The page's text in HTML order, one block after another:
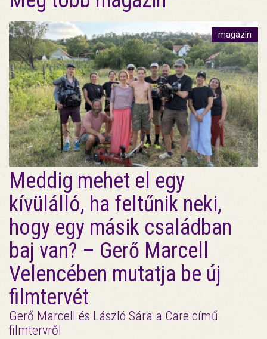
magazin
Meddig mehet el egy
kívülálló, ha feltűnik neki,
hogy egy másik családban
baj van? – Gerő Marcell
Velencében mutatja be új
filmtervét
Gerő Marcell és László Sára a Care című
filmtervről